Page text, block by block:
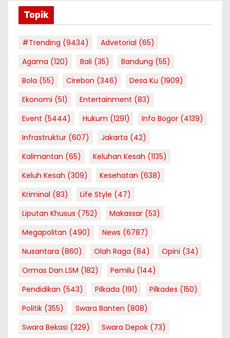
Topik
#Trending (9434) Advetorial (65)
Agama (120) Bali (35) Bandung (55)
Bola (55) Cirebon (346) Desa Ku (1909)
Ekonomi (51) Entertainment (83)
Event (5444) Hukum (1291) Info Bogor (4139)
Infrastruktur (607) Jakarta (42)
Kalimantan (65) Keluhan Kesah (1135)
Keluh Kesah (309) Kesehatan (638)
Kriminal (83) Life Style (47)
Liputan Khusus (752) Makassar (53)
Megapolitan (490) News (6787)
Nusantara (860) Olah Raga (84) Opini (34)
Ormas Dan LSM (182) Pemilu (144)
Pendidikan (543) Pilkada (191) Pilkades (150)
Politik (355) Swara Banten (808)
Swara Bekasi (329) Swara Depok (73)